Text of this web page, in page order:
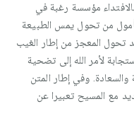
مؤسسة رغبة في
من تحول يمس الطبيعة
تحول المعجز من إطار الغيب
لأمر الله إلى تضحية
والسعادة. وفي إطار المتن
مع المسيح تعبيرا عن